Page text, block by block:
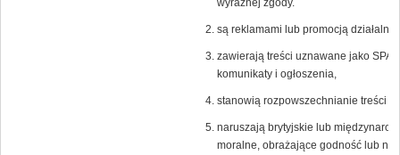
wyraźnej zgody.
są reklamami lub promocją
zawierają treści uznawane jako
komunikaty i ogłoszenia,
stanowią rozpowszechnianie treści
naruszają brytyjskie lub
moralne, obrażające godność lub